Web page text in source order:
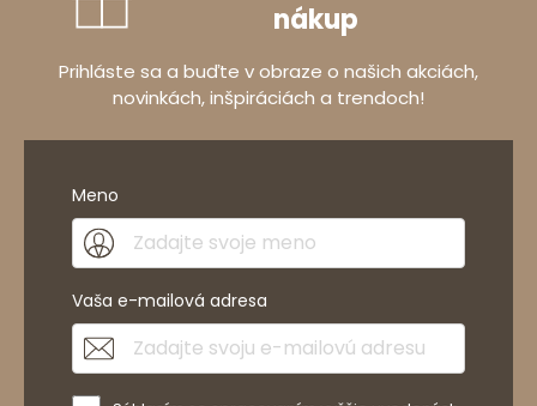
nákup
Prihláste sa a buďte v obraze o našich akciách,
novinkách, inšpiráciách a trendoch!
Meno
Vaša e-mailová adresa